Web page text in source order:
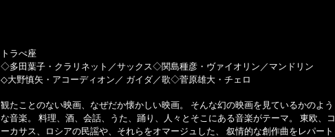
トラぺ座
◇多田葉子・クラリネット／サックス◇関島種彦・ヴァイオリン／マンドリン
◇大野慎矢・アコーディオン／ ガイダ／歌◇菅原雄大・チェロ
観たことのない映画、なぜだか懐かしい映画。 そんな幻の映画を見ているかのよう
な音楽。 料理、酒、会話、うた、踊り、人々とそこにある音楽がテーマ。 東欧、コ
ーカサス、ロシアの民謡や、それらをオマージュした、 叙情的な創作曲をレパート